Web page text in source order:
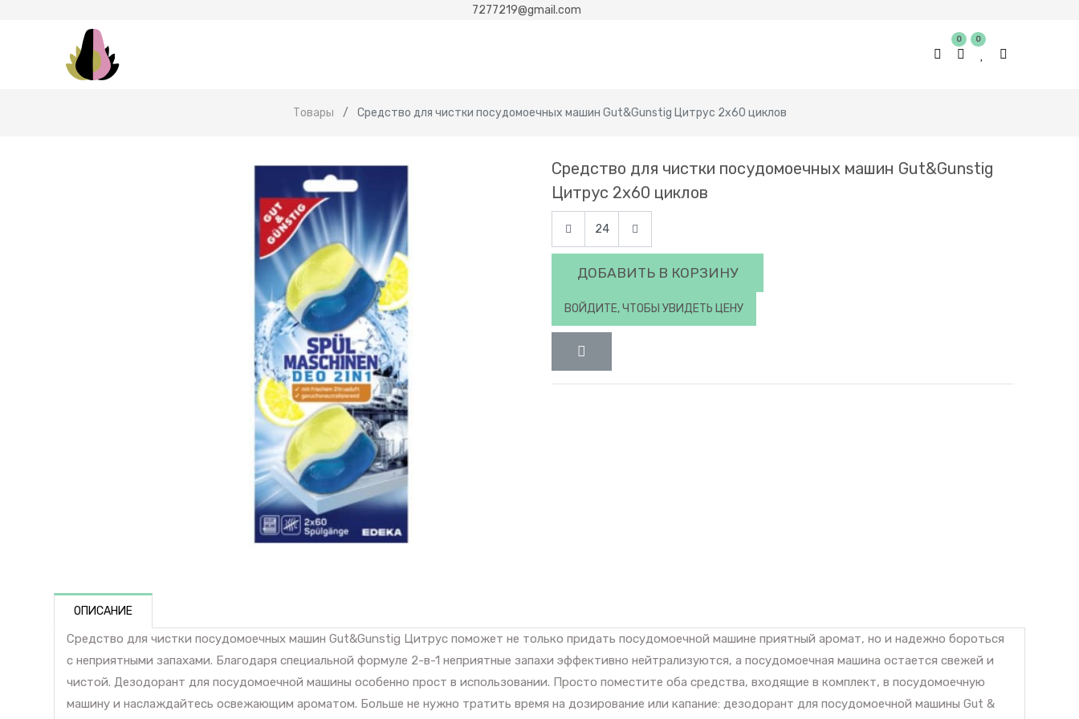
7277219@gmail.com
0 0
Товары Средство для чистки посудомоечных машин Gut&Gunstig Цитрус 2х60 циклов
Средство для чистки посудомоечных машин Gut&Gunstig
Цитрус 2х60 циклов
ДОБАВИТЬ В КОРЗИНУ
ВОЙДИТЕ, ЧТОБЫ УВИДЕТЬ ЦЕНУ
ОПИСАНИЕ
Средство для чистки посудомоечных машин Gut&Gunstig Цитрус поможет не только придать посудомоечной машине приятный аромат, но и надежно бороться
с неприятными запахами. Благодаря специальной формуле 2-в-1 неприятные запахи эффективно нейтрализуются, а посудомоечная машина остается свежей и
чистой. Дезодорант для посудомоечной машины особенно прост в использовании. Просто поместите оба средства, входящие в комплект, в посудомоечную
машину и наслаждайтесь освежающим ароматом. Больше не нужно тратить время на дозирование или капание: дезодорант для посудомоечной машины Gut &